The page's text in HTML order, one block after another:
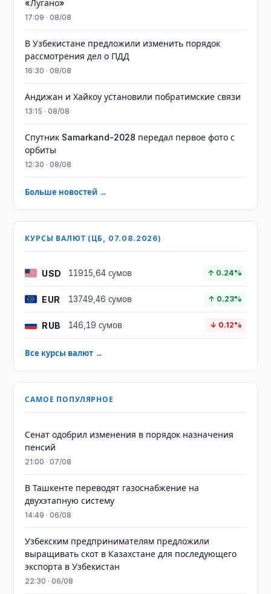
«Лугано»
17:09 · 08/08
В Узбекистане предложили изменить порядок
рассмотрения дел о ПДД
16:30 · 08/08
Андижан и Хайкоу установили побратимские связи
13:15 · 08/08
Спутник Samarkand-2028 передал первое фото с
орбиты
12:30 · 08/08
Больше новостей →
КУРСЫ ВАЛЮТ (ЦБ, 07.08.2026)
USD 11915,64 сумов ↑ 0.24%
EUR 13749,46 сумов ↑ 0.23%
RUB 146,19 сумов ↓ 0.12%
Все курсы валют →
САМОЕ ПОПУЛЯРНОЕ
Сенат одобрил изменения в порядок назначения
пенсий
21:00 · 07/08
В Ташкенте переводят газоснабжение на
двухэтапную систему
14:49 · 06/08
Узбекским предпринимателям предложили
выращивать скот в Казахстане для последующего
экспорта в Узбекистан
22:30 · 06/08